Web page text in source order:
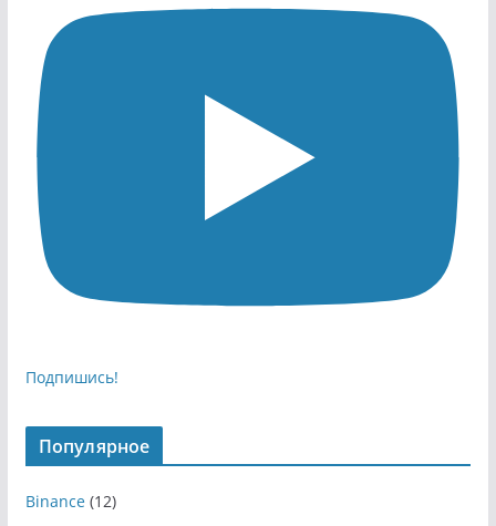
Подпишись!
Популярное
Binance(12)